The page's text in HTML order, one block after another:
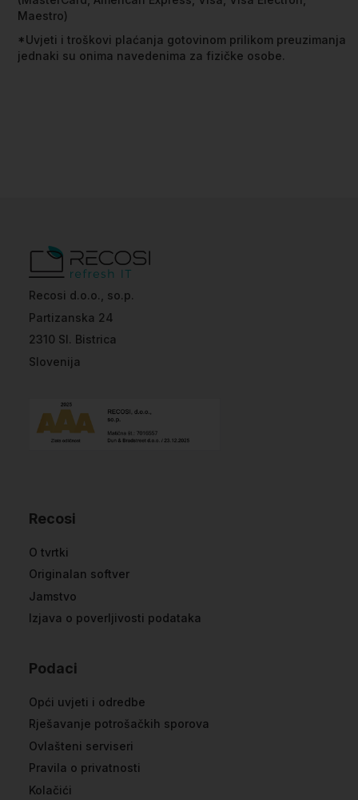
Maestro)
*Uvjeti i troškovi plaćanja gotovinom prilikom preuzimanja
jednaki su onima navedenima za fizičke osobe.
Recosi d.o.o., so.p.
Partizanska 24
2310 Sl. Bistrica
Slovenija
Recosi
O tvrtki
Originalan softver
Jamstvo
Izjava o poverljivosti podataka
Podaci
Opći uvjeti i odredbe
Rješavanje potrošačkih sporova
Ovlašteni serviseri
Pravila o privatnosti
Kolačići